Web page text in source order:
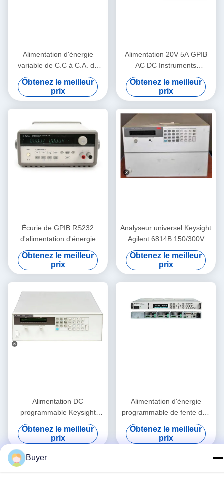
Alimentation d'énergie
variable de C.C à C.A. de
Keithley 2306, analyseur
programmable de chargeur
de batterie
Obtenez le meilleur
prix
Alimentation 20V 5A GPIB
AC DC Instruments
programmables Keithley
2304A
Obtenez le meilleur
prix
Écurie de GPIB RS232
d'alimentation d'énergie
variable de C.C à C.A. de
Keysight Agilent E3643A
Obtenez le meilleur
prix
Analyseur universel Keysight
Agilent 6814B 150/300V
20/10A de source de courant
alternatif 3000VA
Obtenez le meilleur
prix
Alimentation DC
programmable Keysight
Agilent 6653A 500 Watts
avec sortie 35V
Obtenez le meilleur
prix
Alimentation d'énergie
programmable de fente des
MP 4, approvisionnement
d'alimentation CC d'Agilent
N6701A
Obtenez le meilleur
prix
Buyer